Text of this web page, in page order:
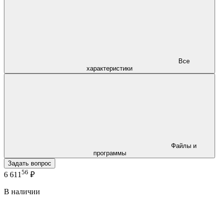
характеристики
программы
Задать вопрос
6 611 56 ₽
В наличии